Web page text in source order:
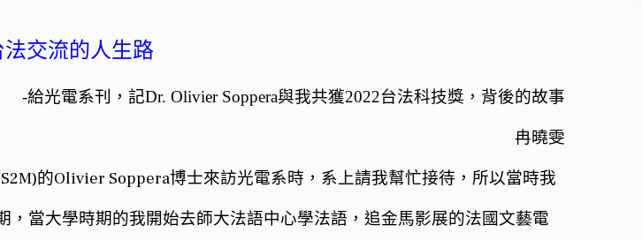
法交流的人生路
-給光電系刊，記Dr. Olivier Soppera與我共獲2022台法科技獎，背後的故事
冉曉雯
的Olivier Soppera博士來訪光電系時，系上請我幫忙接待，所以當時我
，當大學時期的我開始去師大法語中心學法語，追金馬影展的法國文藝電